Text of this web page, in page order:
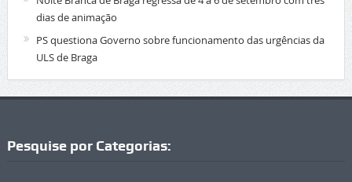
dias de animação
PS questiona Governo sobre funcionamento das urgências da
ULS de Braga
Pesquise por Categorias: